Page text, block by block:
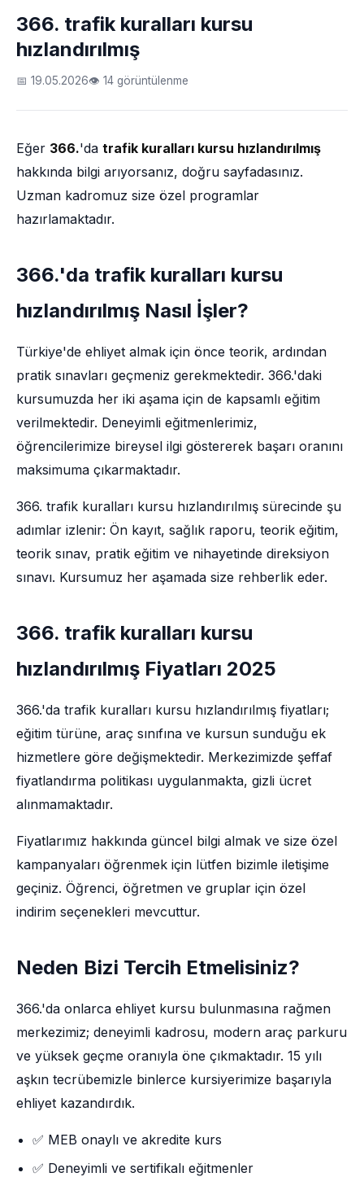
366. trafik kuralları kursu
hızlandırılmış
📅 19.05.2026👁 14 görüntülenme
Eğer 366.'da trafik kuralları kursu hızlandırılmış
hakkında bilgi arıyorsanız, doğru sayfadasınız.
Uzman kadromuz size özel programlar
hazırlamaktadır.
366.'da trafik kuralları kursu
hızlandırılmış Nasıl İşler?
Türkiye'de ehliyet almak için önce teorik, ardından
pratik sınavları geçmeniz gerekmektedir. 366.'daki
kursumuzda her iki aşama için de kapsamlı eğitim
verilmektedir. Deneyimli eğitmenlerimiz,
öğrencilerimize bireysel ilgi göstererek başarı oranını
maksimuma çıkarmaktadır.
366. trafik kuralları kursu hızlandırılmış sürecinde şu
adımlar izlenir: Ön kayıt, sağlık raporu, teorik eğitim,
teorik sınav, pratik eğitim ve nihayetinde direksiyon
sınavı. Kursumuz her aşamada size rehberlik eder.
366. trafik kuralları kursu
hızlandırılmış Fiyatları 2025
366.'da trafik kuralları kursu hızlandırılmış fiyatları;
eğitim türüne, araç sınıfına ve kursun sunduğu ek
hizmetlere göre değişmektedir. Merkezimizde şeffaf
fiyatlandırma politikası uygulanmakta, gizli ücret
alınmamaktadır.
Fiyatlarımız hakkında güncel bilgi almak ve size özel
kampanyaları öğrenmek için lütfen bizimle iletişime
geçiniz. Öğrenci, öğretmen ve gruplar için özel
indirim seçenekleri mevcuttur.
Neden Bizi Tercih Etmelisiniz?
366.'da onlarca ehliyet kursu bulunmasına rağmen
merkezimiz; deneyimli kadrosu, modern araç parkuru
ve yüksek geçme oranıyla öne çıkmaktadır. 15 yılı
aşkın tecrübemizle binlerce kursiyerimize başarıyla
ehliyet kazandırdık.
✅ MEB onaylı ve akredite kurs
✅ Deneyimli ve sertifikalı eğitmenler